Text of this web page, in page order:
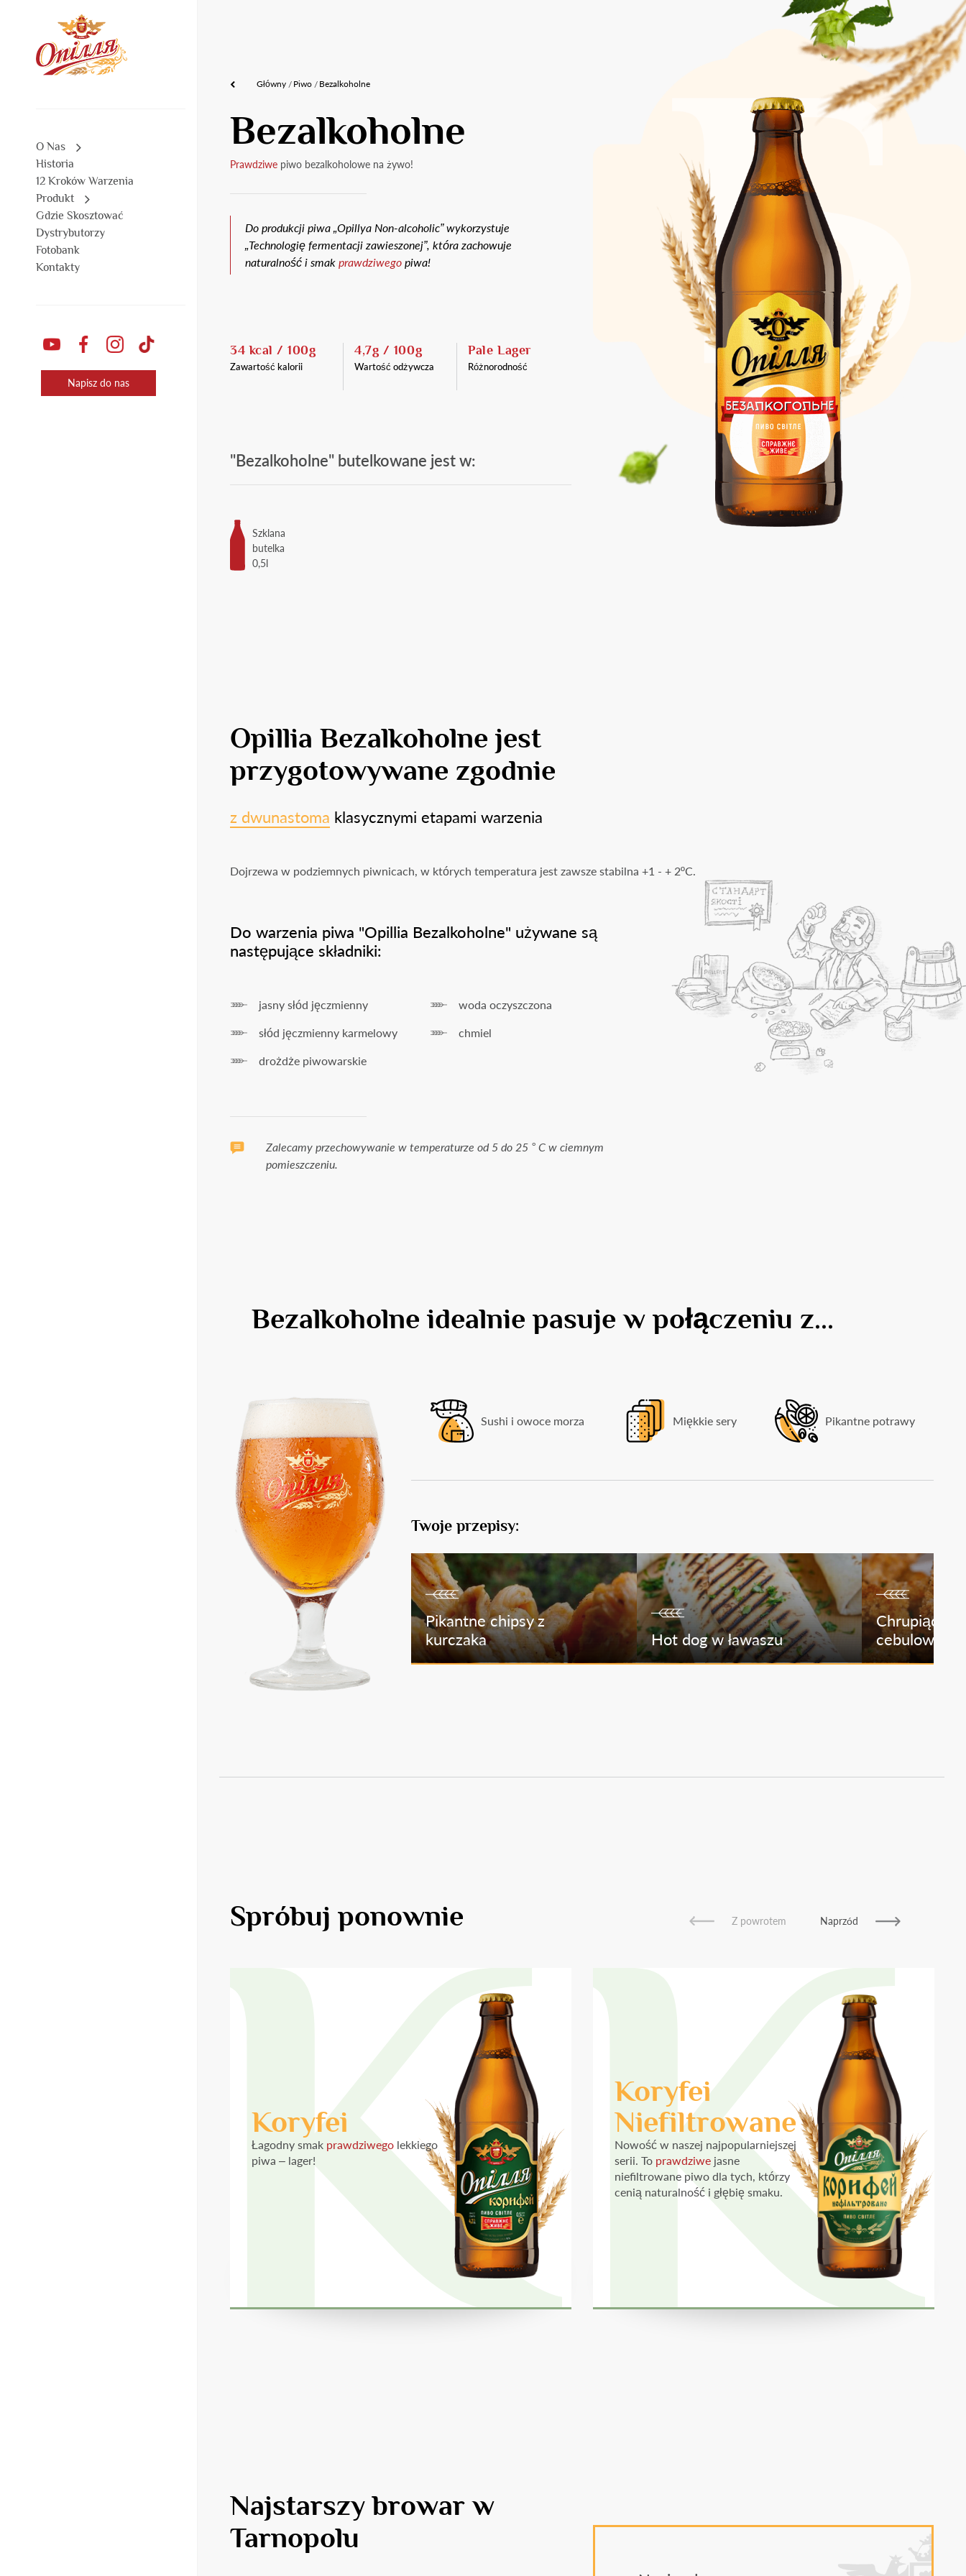
O Nas
Historia
12 Kroków Warzenia
Produkt
Gdzie Skosztować
Dystrybutorzy
Fotobank
Kontakty
Napisz do nas
Główny Piwo Bezalkoholne
Bezalkoholne
Prawdziwe piwo bezalkoholowe na żywo!
Do produkcji piwa „Opillya Non-alcoholic” wykorzystuje
„Technologię fermentacji zawieszonej”, która zachowuje
naturalność i smak prawdziwego piwa!
34 kcal / 100g
Zawartość kalorii
4,7g / 100g
Wartość odżywcza
Pale Lager
Różnorodność
"Bezalkoholne" butelkowane jest w:
Szklana
butelka
0,5l
Opillia Bezalkoholne jest
przygotowywane zgodnie
z dwunastoma klasycznymi etapami warzenia
Dojrzewa w podziemnych piwnicach, w których temperatura jest zawsze stabilna +1 - + 2ºC.
Do warzenia piwa "Opillia Bezalkoholne" używane są
następujące składniki:
jasny słód jęczmienny woda oczyszczona
słód jęczmienny karmelowy chmiel
drożdże piwowarskie
Zalecamy przechowywanie w temperaturze od 5 do 25 ° C w ciemnym
pomieszczeniu.
Bezalkoholne idealnie pasuje w połączeniu z...
Sushi i owoce morza Miękkie sery Pikantne potrawy
Twoje przepisy:
Pikantne chipsy z
kurczaka
Hot dog w ławaszu
Chrupiące
cebulowe
Spróbuj ponownie Z powrotem
Koryfei
Łagodny smak prawdziwego lekkiego
piwa – lager!
Koryfei
Niefiltrowane
Nowość w naszej najpopularniejszej
serii. To prawdziwe jasne
niefiltrowane piwo dla tych, którzy
cenią naturalność i głębię smaku.
Naprzód
Najstarszy browar w
Tarnopolu
18+